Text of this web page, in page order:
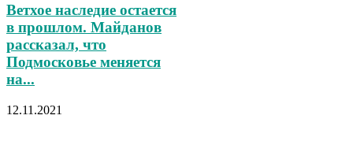
Ветхое наследие остается
в прошлом. Майданов
рассказал, что
Подмосковье меняется
на...
12.11.2021